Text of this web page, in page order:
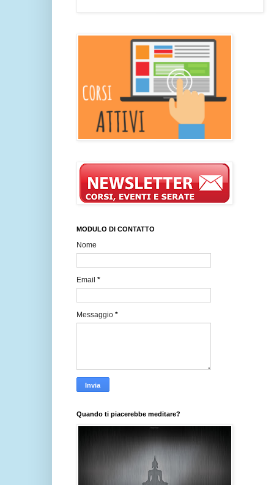
MODULO DI CONTATTO
Nome
Email *
Messaggio *
Quando ti piacerebbe meditare?